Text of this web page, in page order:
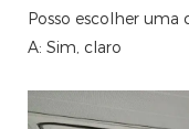
Posso escolher uma
A: Sim, claro